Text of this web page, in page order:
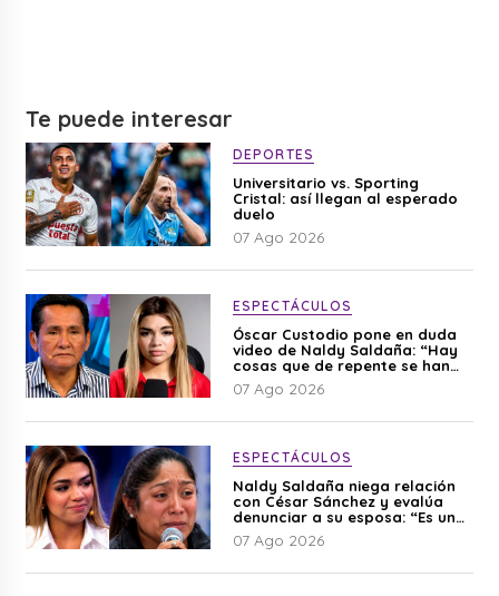
Te puede interesar
DEPORTES
Universitario vs. Sporting
Cristal: así llegan al esperado
duelo
07 Ago 2026
ESPECTÁCULOS
Óscar Custodio pone en duda
video de Naldy Saldaña: “Hay
cosas que de repente se han
editado”
07 Ago 2026
ESPECTÁCULOS
Naldy Saldaña niega relación
con César Sánchez y evalúa
denunciar a su esposa: “Es una
difamación”
07 Ago 2026